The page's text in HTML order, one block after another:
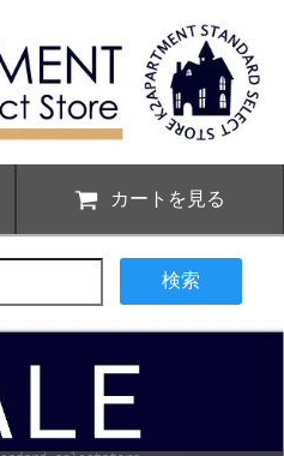
カートを見る
検索